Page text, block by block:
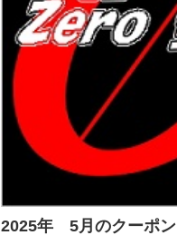
2025年 5月のクーポン